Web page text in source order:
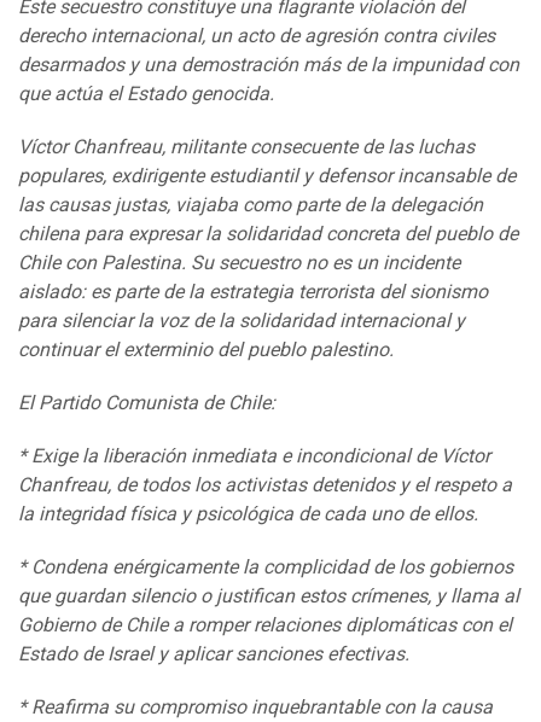
Este secuestro constituye una flagrante violación del
derecho internacional, un acto de agresión contra civiles
desarmados y una demostración más de la impunidad con
que actúa el Estado genocida.
Víctor Chanfreau, militante consecuente de las luchas
populares, exdirigente estudiantil y defensor incansable de
las causas justas, viajaba como parte de la delegación
chilena para expresar la solidaridad concreta del pueblo de
Chile con Palestina. Su secuestro no es un incidente
aislado: es parte de la estrategia terrorista del sionismo
para silenciar la voz de la solidaridad internacional y
continuar el exterminio del pueblo palestino.
El Partido Comunista de Chile:
* Exige la liberación inmediata e incondicional de Víctor
Chanfreau, de todos los activistas detenidos y el respeto a
la integridad física y psicológica de cada uno de ellos.
* Condena enérgicamente la complicidad de los gobiernos
que guardan silencio o justifican estos crímenes, y llama al
Gobierno de Chile a romper relaciones diplomáticas con el
Estado de Israel y aplicar sanciones efectivas.
* Reafirma su compromiso inquebrantable con la causa